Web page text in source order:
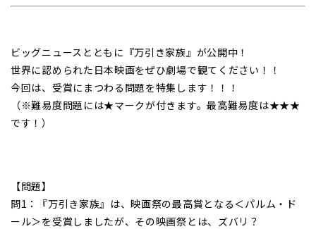
ビッグニュースとともに『万引き家族』が公開中！
世界に認められた日本映画をぜひ劇場で観てください！！
今回は、受賞にまつわる問題を特集します！！！
（※難易度問題には★マークが付きます。最高難易度は★★★
です！）
【問題】
問1：『万引き家族』は、映画祭の最高賞となる＜パルム・ド
ール＞を受賞しましたが、その映画祭とは、ズバリ？